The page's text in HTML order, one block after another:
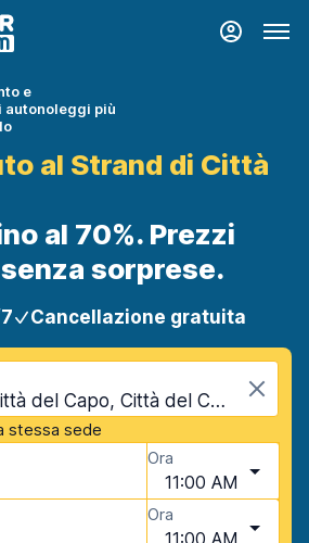
e
autonoleggi più
al Strand di Città
al 70%. Prezzi
sorprese.
Cancellazione gratuita
Strand di Città del Capo, Città del Capo, Sudafrica
stessa sede
Ora
11:00 AM
Ora
11:00 AM